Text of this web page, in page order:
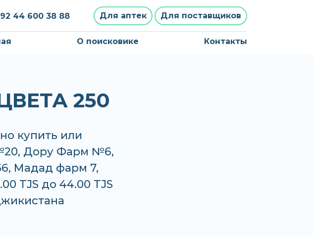
44 600 38 88 Для аптек Для поставщиков
О поисковике Контакты
250
купить или
Дору Фарм №6,
Мадад фарм 7,
TJS до 44.00 TJS